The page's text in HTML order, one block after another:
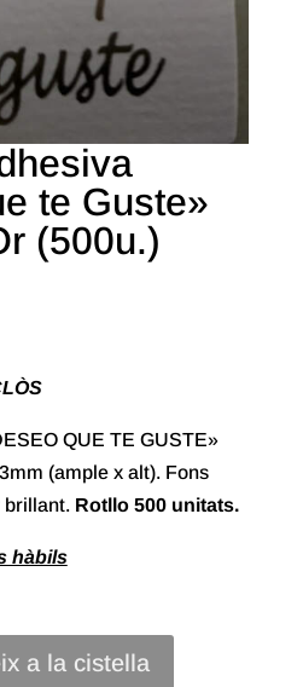
te Guste»
(500u.)
QUE TE GUSTE»
(ample x alt). Fons
brillant. Rotllo 500 unitats.
hàbils
a la cistella